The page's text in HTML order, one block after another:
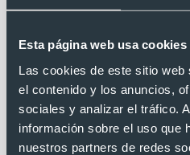
Esta página web usa cookies
Las cookies de este sitio
el contenido y los anuncios,
sociales y analizar el tráfico.
información sobre el uso que
nuestros partners de redes
Llaveros con
abrebotellas